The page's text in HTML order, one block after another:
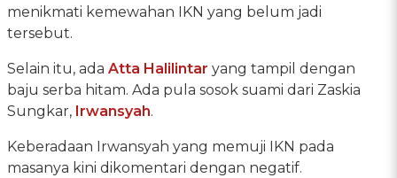
menikmati kemewahan IKN yang belum jadi
tersebut.
Selain itu, ada Atta Halilintar yang tampil dengan
baju serba hitam. Ada pula sosok suami dari Zaskia
Sungkar, Irwansyah.
Keberadaan Irwansyah yang memuji IKN pada
masanya kini dikomentari dengan negatif.